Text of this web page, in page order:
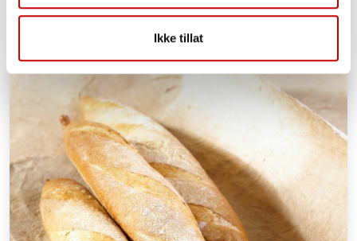
Ikke tillat
Lignende oppskrifter